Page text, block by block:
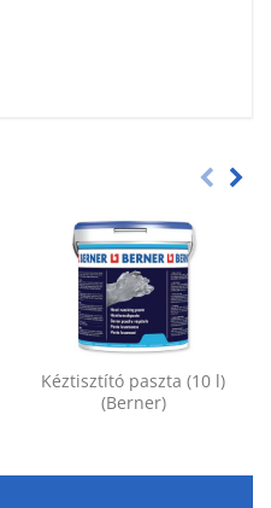
Kéztisztító paszta (10 l)
(Berner)